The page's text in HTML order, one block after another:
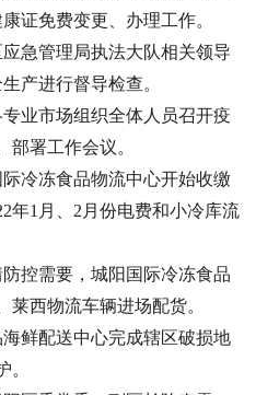
证免费变更、办理工作。
急管理局执法大队相关领导
产进行督导检查。
业市场组织全体人员召开疫
部署工作会议。
冷冻食品物流中心开始收缴
年1月、2月份电费和小冷库流
控需要，城阳国际冷冻食品
莱西物流车辆进场配货。
鲜配送中心完成辖区破损地
。